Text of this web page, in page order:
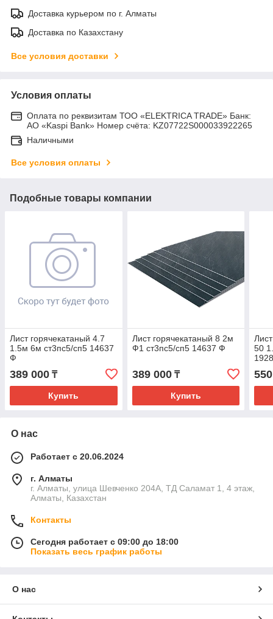
Доставка курьером по г. Алматы
Доставка по Казахстану
Все условия доставки
Условия оплаты
Оплата по реквизитам ТОО «ELEKTRICA TRADE» Банк:
АО «Kaspi Bank» Номер счёта: KZ07722S000033922265
Наличными
Все условия оплаты
Подобные товары компании
Лист горячекатаный 4.7
1.5м 6м ст3пс5/сп5 14637
Ф
389 000 ₸
Купить
Лист горячекатаный 8 2м
Ф1 ст3пс5/сп5 14637 Ф
389 000₸
Купить
50
О нас
Работает с 20.06.2024
г. Алматы
г. Алматы, улица Шевченко 204А, ТД Саламат 1, 4 этаж,
Алматы, Казахстан
Контакты
Сегодня работает с 09:00 до 18:00
Показать весь график работы
О нас